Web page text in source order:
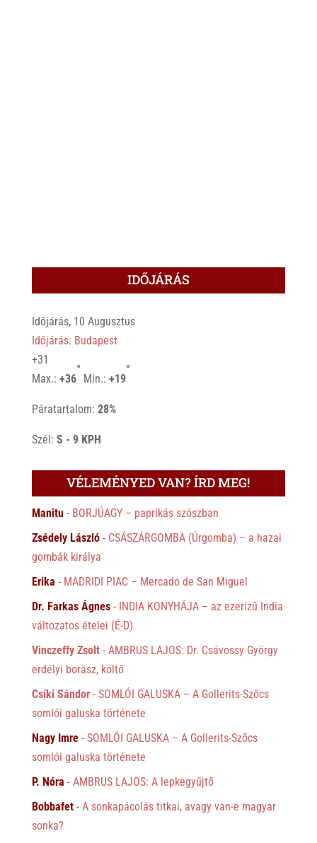
IDŐJÁRÁS
Időjárás, 10 Augusztus
Időjárás: Budapest
+31
Max.: +36
°
Min.: +19
°
Páratartalom: 28%
Szél: S - 9 KPH
VÉLEMÉNYED VAN? ÍRD MEG!
Manitu- BORJÚAGY – paprikás szószban
Zsédely László- CSÁSZÁRGOMBA (Úrgomba) – a hazai
gombák királya
Erika - MADRIDI PIAC – Mercado de San Miguel
Dr. Farkas Ágnes- INDIA KONYHÁJA – az ezerízű India
változatos ételei (É-D)
Vinczeffy Zsolt- AMBRUS LAJOS: Dr. Csávossy György
erdélyi borász, költő
Csíki Sándor- SOMLÓI GALUSKA – A Gollerits-Szőcs
somlói galuska története
Nagy Imre- SOMLÓI GALUSKA – A Gollerits-Szőcs
somlói galuska története
P. Nóra - AMBRUS LAJOS: A lepkegyűjtő
Bobbafet- A sonkapácolás titkai, avagy van-e magyar
sonka?